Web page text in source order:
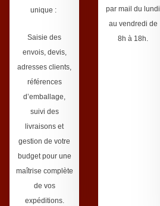
unique :
Saisie des
envois, devis,
adresses clients,
références
d’emballage,
suivi des
livraisons et
gestion de votre
budget pour une
maîtrise complète
de vos
expéditions.
par mail du lundi
au vendredi de
8h à 18h.